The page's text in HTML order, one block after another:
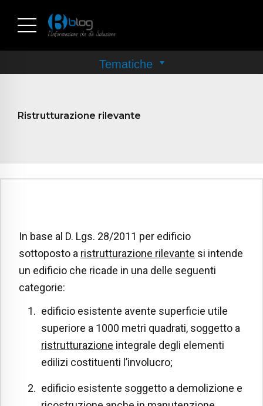
Ristrutturazione rilevante
In base al D. Lgs. 28/2011 per edificio
sottoposto a ristrutturazione rilevante si intende
un edificio che ricade in una delle seguenti
categorie:
edificio esistente avente superficie utile
superiore a 1000 metri quadrati, soggetto a
ristrutturazione integrale degli elementi
edilizi costituenti l’involucro;
edificio esistente soggetto a demolizione e